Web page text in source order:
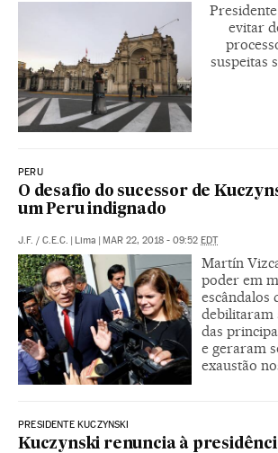
evitar
suspeitas
PERU
O desafio do sucessor de
um Peru indignado
J.F. / C.E.C. | Lima | MAR 22, 2018 - 09:52 EDT
Martín
poder em
escândalos
debilitaram
das
e geraram
exaustão
PRESIDENTE KUCZYNSKI
Kuczynski renuncia à